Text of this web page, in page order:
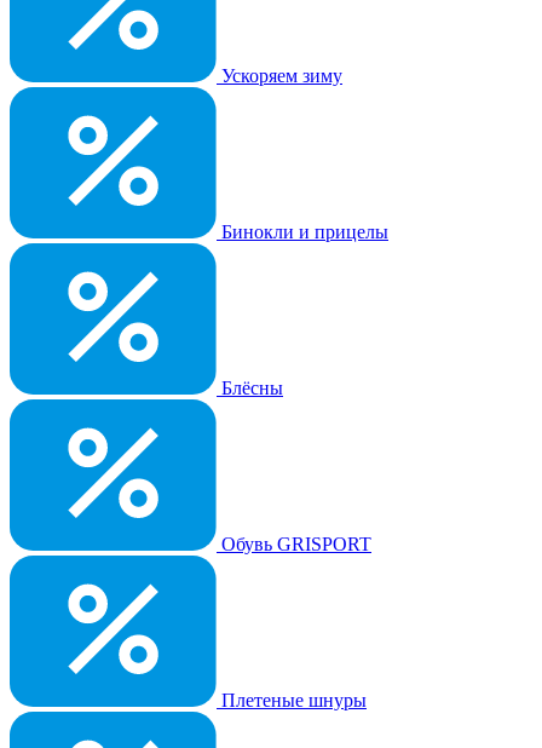
Ускоряем зиму
Бинокли и прицелы
Блёсны
Обувь GRISPORT
Плетеные шнуры